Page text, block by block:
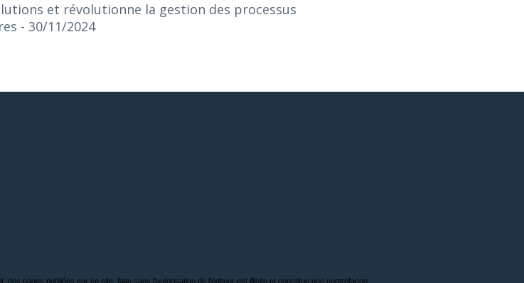
et révolutionne la gestion des processus
- 30/11/2024
pages publiées sur ce site, faite sans l'autorisation de l'éditeur est illicite et constitue une contrefaçon.